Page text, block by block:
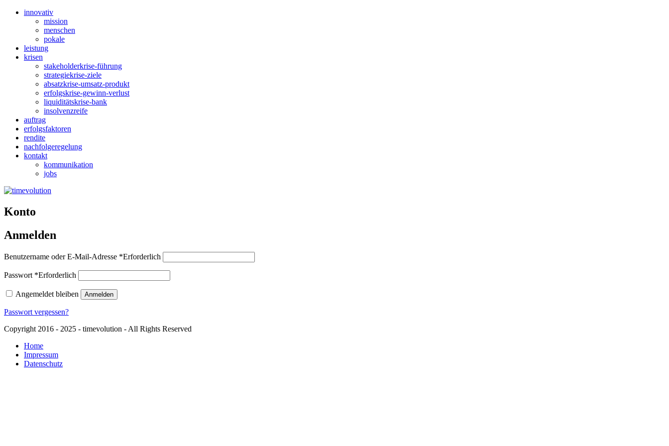
innovativ
mission
menschen
pokale
leistung
krisen
stakeholderkrise-führung
strategiekrise-ziele
absatzkrise-umsatz-produkt
erfolgskrise-gewinn-verlust
liquiditätskrise-bank
insolvenzreife
auftrag
erfolgsfaktoren
rendite
nachfolgeregelung
kontakt
kommunikation
jobs
Konto
Anmelden
Benutzername oder E-Mail-Adresse *Erforderlich
Passwort *Erforderlich
Angemeldet bleiben Anmelden
Passwort vergessen?
Copyright 2016 - 2025 - timevolution - All Rights Reserved
Home
Impressum
Datenschutz